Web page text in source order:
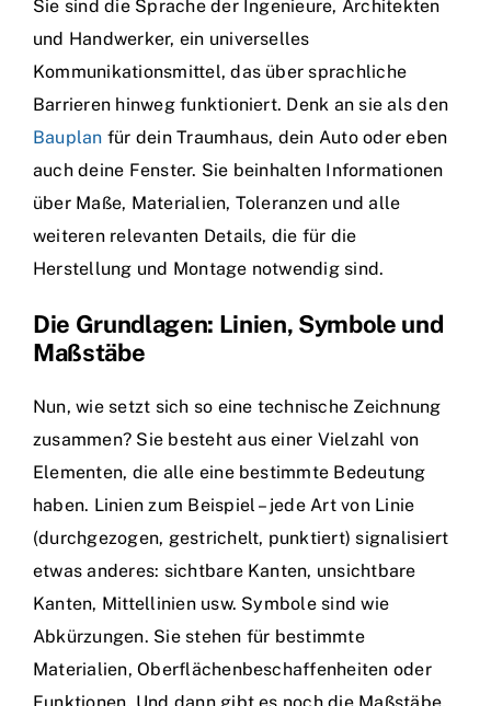
Sie sind die Sprache der Ingenieure, Architekten
und Handwerker, ein universelles
Kommunikationsmittel, das über sprachliche
Barrieren hinweg funktioniert. Denk an sie als den
Bauplan für dein Traumhaus, dein Auto oder eben
auch deine Fenster. Sie beinhalten Informationen
über Maße, Materialien, Toleranzen und alle
weiteren relevanten Details, die für die
Herstellung und Montage notwendig sind.
Die Grundlagen: Linien, Symbole und
Maßstäbe
Nun, wie setzt sich so eine technische Zeichnung
zusammen? Sie besteht aus einer Vielzahl von
Elementen, die alle eine bestimmte Bedeutung
haben. Linien zum Beispiel – jede Art von Linie
(durchgezogen, gestrichelt, punktiert) signalisiert
etwas anderes: sichtbare Kanten, unsichtbare
Kanten, Mittellinien usw. Symbole sind wie
Abkürzungen. Sie stehen für bestimmte
Materialien, Oberflächenbeschaffenheiten oder